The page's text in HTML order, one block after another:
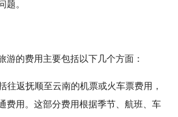
题。
游的费用主要包括以下几个方面：
往返抚顺至云南的机票或火车票费用，
费用。这部分费用根据季节、航班、车